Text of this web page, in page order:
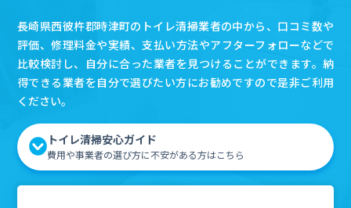
長崎県西彼杵郡時津町のトイレ清掃業者の中から、口コミ数や
評価、修理料金や実績、支払い方法やアフターフォローなどで
比較検討し、自分に合った業者を見つけることができます。納
得できる業者を自分で選びたい方にお勧めですので是非ご利用
ください。
トイレ清掃安心ガイド
費用や事業者の選び方に不安がある方はこちら